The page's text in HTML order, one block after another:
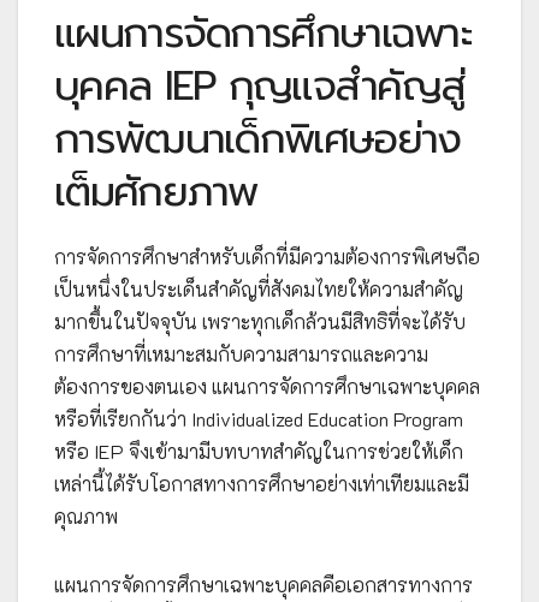
แผนการจัดการศึกษาเฉพาะ
บุคคล IEP กุญแจสำคัญสู่
การพัฒนาเด็กพิเศษอย่าง
เต็มศักยภาพ
การจัดการศึกษาสำหรับเด็กที่มีความต้องการพิเศษถือ
เป็นหนึ่งในประเด็นสำคัญที่สังคมไทยให้ความสำคัญ
มากขึ้นในปัจจุบัน เพราะทุกเด็กล้วนมีสิทธิที่จะได้รับ
การศึกษาที่เหมาะสมกับความสามารถและความ
ต้องการของตนเอง แผนการจัดการศึกษาเฉพาะบุคคล
หรือที่เรียกกันว่า Individualized Education Program
หรือ IEP จึงเข้ามามีบทบาทสำคัญในการช่วยให้เด็ก
เหล่านี้ได้รับโอกาสทางการศึกษาอย่างเท่าเทียมและมี
คุณภาพ
แผนการจัดการศึกษาเฉพาะบุคคลคือเอกสารทางการ